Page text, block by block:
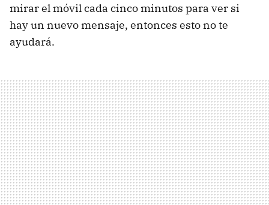
mirar el móvil cada cinco minutos para ver si
hay un nuevo mensaje, entonces esto no te
ayudará.